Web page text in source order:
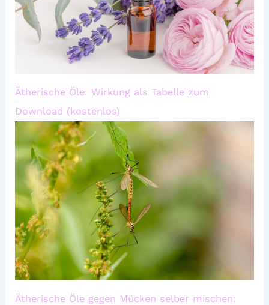
Ätherische Öle: Wirkung als Tabelle zum
Download (kostenlos)
Ätherische Öle gegen Mücken selber mischen: